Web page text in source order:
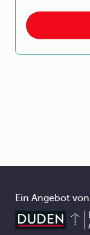
Ein Angebot von